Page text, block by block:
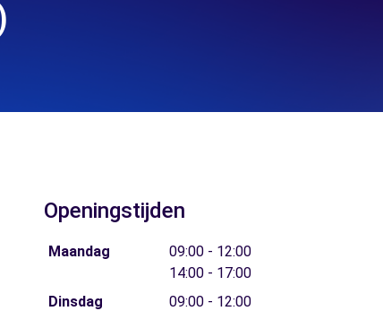
Openingstijden
Maandag
09:00 - 12:00
14:00 - 17:00
Dinsdag
09:00 - 12:00